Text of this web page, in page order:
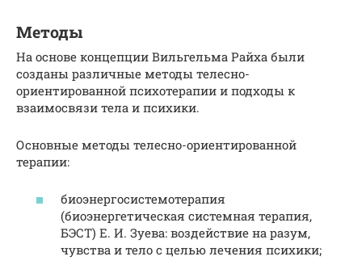
Методы
На основе концепции Вильгельма Райха были
созданы различные методы телесно-
ориентированной психотерапии и подходы к
взаимосвязи тела и психики.
Основные методы телесно-ориентированной
терапии:
биоэнергосистемотерапия
(биоэнергетическая системная терапия,
БЭСТ) Е. И. Зуева: воздействие на разум,
чувства и тело с целью лечения психики;